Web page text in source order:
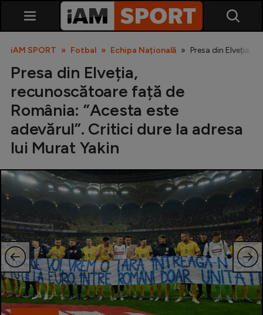
SuperLiga
Liga 2
Cupa României
Echipa Națională
U21
Fotbal feminin
Special
Diverse
iAM SPORT Fotbal Echipa Națională Presa din Elveția,
Presa din Elveția,
recunoscătoare față de
România: ”Acesta este
adevărul”. Critici dure la adresa
lui Murat Yakin